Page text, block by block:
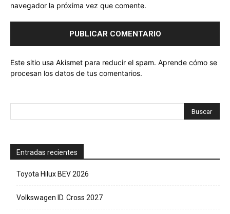
navegador la próxima vez que comente.
Este sitio usa Akismet para reducir el spam. Aprende cómo se
procesan los datos de tus comentarios.
Entradas recientes
Toyota Hilux BEV 2026
Volkswagen ID. Cross 2027